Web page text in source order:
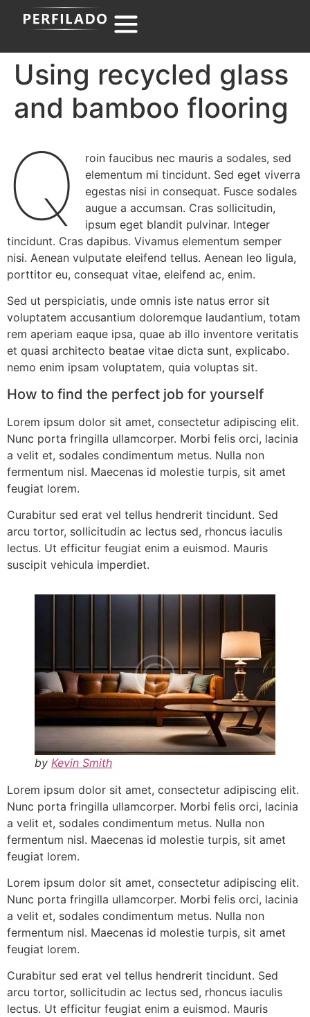
Using recycled glass
and bamboo flooring
Q
roin faucibus nec mauris a sodales, sed
elementum mi tincidunt. Sed eget viverra
egestas nisi in consequat. Fusce sodales
augue a accumsan. Cras sollicitudin,
ipsum eget blandit pulvinar. Integer
tincidunt. Cras dapibus. Vivamus elementum semper
nisi. Aenean vulputate eleifend tellus. Aenean leo ligula,
porttitor eu, consequat vitae, eleifend ac, enim.
Sed ut perspiciatis, unde omnis iste natus error sit
voluptatem accusantium doloremque laudantium, totam
rem aperiam eaque ipsa, quae ab illo inventore veritatis
et quasi architecto beatae vitae dicta sunt, explicabo.
nemo enim ipsam voluptatem, quia voluptas sit.
How to find the perfect job for yourself
Lorem ipsum dolor sit amet, consectetur adipiscing elit.
Nunc porta fringilla ullamcorper. Morbi felis orci, lacinia
a velit et, sodales condimentum metus. Nulla non
fermentum nisl. Maecenas id molestie turpis, sit amet
feugiat lorem.
Curabitur sed erat vel tellus hendrerit tincidunt. Sed
arcu tortor, sollicitudin ac lectus sed, rhoncus iaculis
lectus. Ut efficitur feugiat enim a euismod. Mauris
suscipit vehicula imperdiet.
by Kevin Smith
Lorem ipsum dolor sit amet, consectetur adipiscing elit.
Nunc porta fringilla ullamcorper. Morbi felis orci, lacinia
a velit et, sodales condimentum metus. Nulla non
fermentum nisl. Maecenas id molestie turpis, sit amet
feugiat lorem.
Lorem ipsum dolor sit amet, consectetur adipiscing elit.
Nunc porta fringilla ullamcorper. Morbi felis orci, lacinia
a velit et, sodales condimentum metus. Nulla non
fermentum nisl. Maecenas id molestie turpis, sit amet
feugiat lorem.
Curabitur sed erat vel tellus hendrerit tincidunt. Sed
arcu tortor, sollicitudin ac lectus sed, rhoncus iaculis
lectus. Ut efficitur feugiat enim a euismod. Mauris